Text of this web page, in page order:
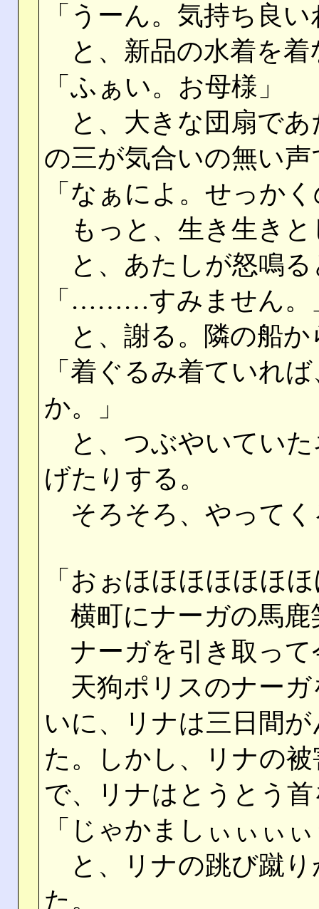
「うーん。気持ち良
と、新品の水着を着
「ふぁい。お母様」
と、大きな団扇であ
の三が気合いの無い
「なぁによ。せっか
もっと、生き生きと
と、あたしが怒鳴る
「………すみません。
と、謝る。隣の船か
「着ぐるみ着ていれ
か。」
と、つぶやいていた
げたりする。
そろそろ、やってく
「おぉほほほほほほ
横町にナーガの馬鹿
ナーガを引き取って
天狗ポリスのナーガ
いに、リナは三日間
た。しかし、リナの
で、リナはとうとう
「じゃかましぃぃぃ
と、リナの跳び蹴り
た。